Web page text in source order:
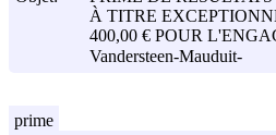
À TITRE
400,00 € POUR
Vandersteen-Mauduit-
prime